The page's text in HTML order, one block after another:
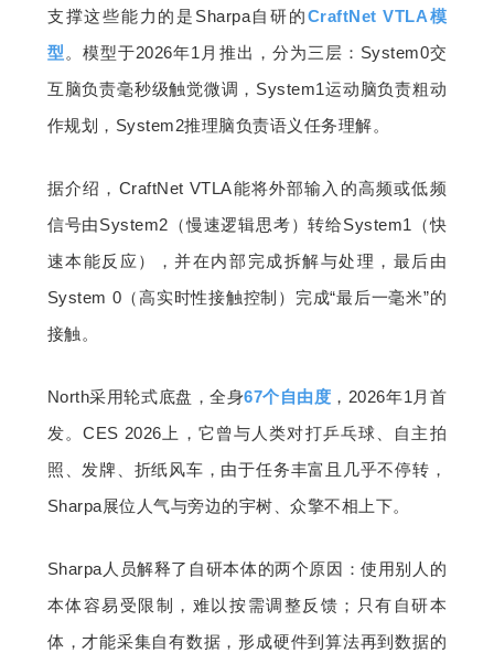
支撑这些能力的是Sharpa自研的CraftNet VTLA模
型 。模型于2026年1月推出，分为三层：System0交
互脑负责毫秒级触觉微调，System1运动脑负责粗动
作规划，System2推理脑负责语义任务理解。
据介绍，CraftNet VTLA能将外部输入的高频或低频
信号由System2（慢速逻辑思考）转给System1（快
速本能反应），并在内部完成拆解与处理，最后由
System 0（高实时性接触控制）完成“最后一毫米”的
接触。
North采用轮式底盘，全身67个自由度 ，2026年1月首
发。CES 2026上，它曾与人类对打乒乓球、自主拍
照、发牌、折纸风车，由于任务丰富且几乎不停转，
Sharpa展位人气与旁边的宇树、众擎不相上下。
Sharpa人员解释了自研本体的两个原因：使用别人的
本体容易受限制，难以按需调整反馈；只有自研本
体，才能采集自有数据，形成硬件到算法再到数据的